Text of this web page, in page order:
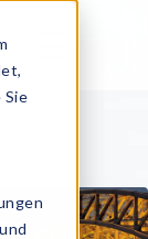
Sie